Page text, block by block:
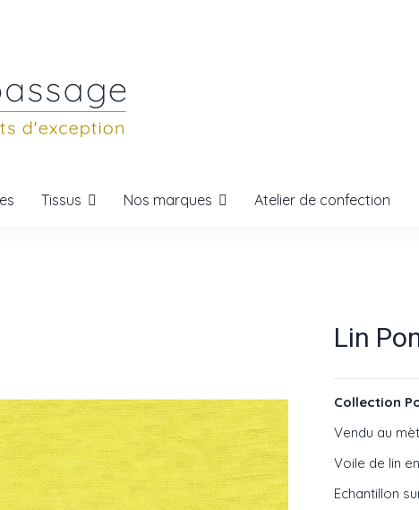
Tissus Nos marques Atelier de confection
Lin
Collection
Vendu au
Voile de lin
Echantillon